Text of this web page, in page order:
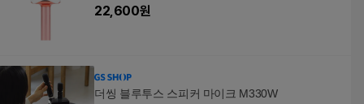
22,600원
더씽 블루투스 스피커 마이크 M330W